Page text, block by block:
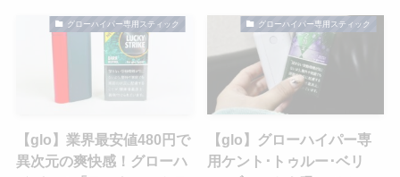
グローハイパー専用スティック
【glo】業界最安値480円で
異次元の爽快感！グローハ
グローハイパー専用スティック
【glo】グローハイパー専
用ケント･トゥルー･ベリ